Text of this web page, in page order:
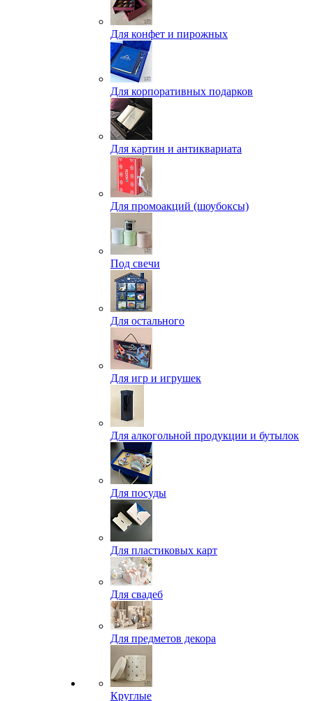
Для конфет и пирожных
Для корпоративных подарков
Для картин и антиквариата
Для промоакций (шоубоксы)
Под свечи
Для остального
Для игр и игрушек
Для алкогольной продукции и бутылок
Для посуды
Для пластиковых карт
Для свадеб
Для предметов декора
Круглые